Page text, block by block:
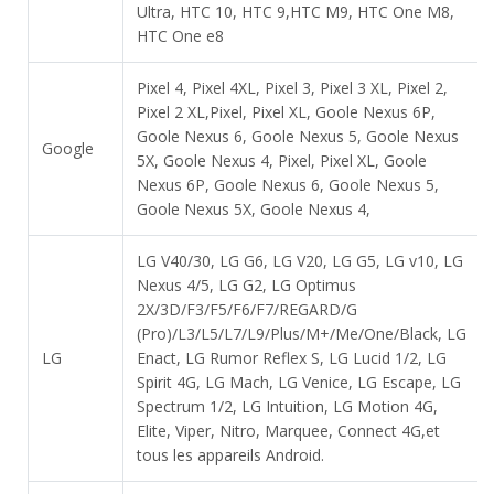
Ultra, HTC 10, HTC 9,HTC M9, HTC One M8,
HTC One e8
Google
Pixel 4, Pixel 4XL, Pixel 3, Pixel 3 XL, Pixel 2,
Pixel 2 XL,Pixel, Pixel XL, Goole Nexus 6P,
Goole Nexus 6, Goole Nexus 5, Goole Nexus
5X, Goole Nexus 4, Pixel, Pixel XL, Goole
Nexus 6P, Goole Nexus 6, Goole Nexus 5,
Goole Nexus 5X, Goole Nexus 4,
LG
LG V40/30, LG G6, LG V20, LG G5, LG v10, LG
Nexus 4/5, LG G2, LG Optimus
2X/3D/F3/F5/F6/F7/REGARD/G
(Pro)/L3/L5/L7/L9/Plus/M+/Me/One/Black, LG
Enact, LG Rumor Reflex S, LG Lucid 1/2, LG
Spirit 4G, LG Mach, LG Venice, LG Escape, LG
Spectrum 1/2, LG Intuition, LG Motion 4G,
Elite, Viper, Nitro, Marquee, Connect 4G,et
tous les appareils Android.